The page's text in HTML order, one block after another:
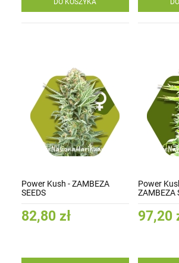
Power Kush - ZAMBEZA
SEEDS
82,80 zł
Power
ZAMBEZA
97,20